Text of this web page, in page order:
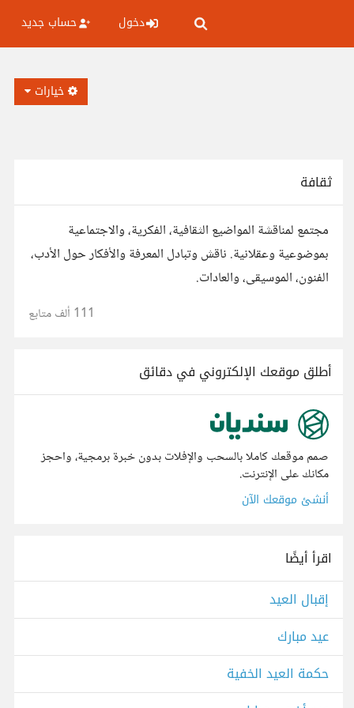
دخول حساب جديد
خيارات
ثقافة
مجتمع لمناقشة المواضيع الثقافية، الفكرية، والاجتماعية
بموضوعية وعقلانية. ناقش وتبادل المعرفة والأفكار حول الأدب،
الفنون، الموسيقى، والعادات.
111 ألف متابع
أطلق موقعك الإلكتروني في دقائق
صمم موقعك كاملا بالسحب والإفلات بدون خبرة برمجية، واحجز
مكانك على الإنترنت.
أنشئ موقعك الآن
اقرأ أيضًا
إقبال العيد
عيد مبارك
حكمة العيد الخفية